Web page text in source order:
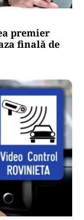
premier
finală de